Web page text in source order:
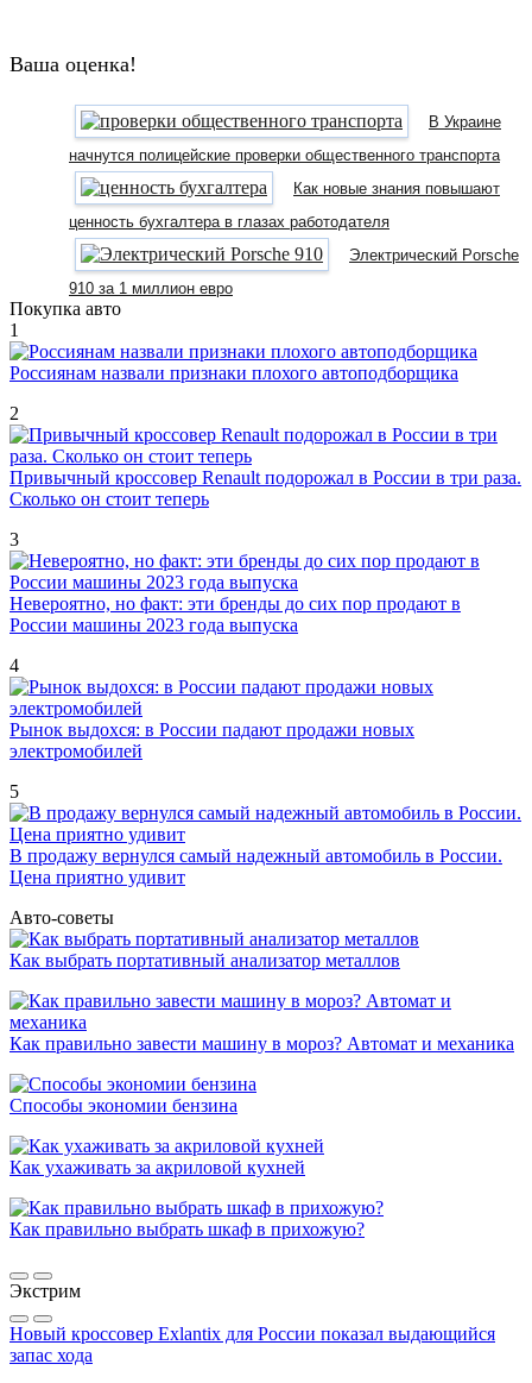
Ваша оценка!
В Украине
начнутся полицейские проверки общественного транспорта
Как новые знания повышают
ценность бухгалтера в глазах работодателя
Электрический Porsche
910 за 1 миллион евро
Покупка авто
1
Россиянам назвали признаки плохого автоподборщика
2
Привычный кроссовер Renault подорожал в России в три раза.
Сколько он стоит теперь
3
Невероятно, но факт: эти бренды до сих пор продают в
России машины 2023 года выпуска
4
Рынок выдохся: в России падают продажи новых
электромобилей
5
В продажу вернулся самый надежный автомобиль в России.
Цена приятно удивит
Авто-советы
Как выбрать портативный анализатор металлов
Как правильно завести машину в мороз? Автомат и механика
Способы экономии бензина
Как ухаживать за акриловой кухней
Как правильно выбрать шкаф в прихожую?
Экстрим
Новый кроссовер Exlantix для России показал выдающийся
запас хода